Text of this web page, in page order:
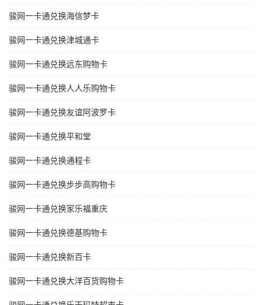
骏网一卡通兑换海信梦卡
骏网一卡通兑换津城通卡
骏网一卡通兑换远东购物卡
骏网一卡通兑换人人乐购物卡
骏网一卡通兑换友谊阿波罗卡
骏网一卡通兑换平和堂
骏网一卡通兑换通程卡
骏网一卡通兑换步步高购物卡
骏网一卡通兑换家乐福重庆
骏网一卡通兑换德基购物卡
骏网一卡通兑换新百卡
骏网一卡通兑换大洋百货购物卡